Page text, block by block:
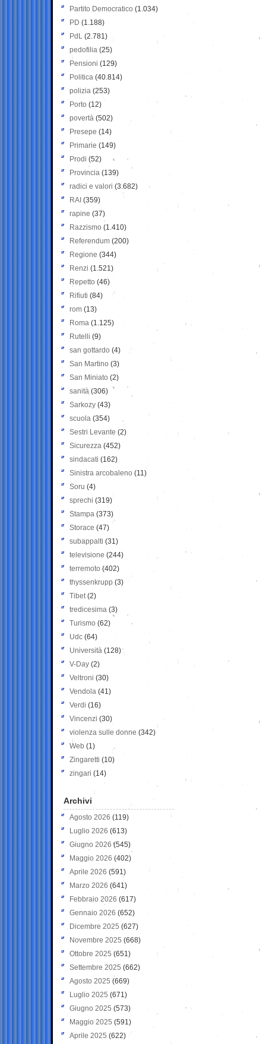
Partito Democratico (1.034)
PD (1.188)
PdL (2.781)
pedofilia (25)
Pensioni (129)
Politica (40.814)
polizia (253)
Porto (12)
povertà (502)
Presepe (14)
Primarie (149)
Prodi (52)
Provincia (139)
radici e valori (3.682)
RAI (359)
rapine (37)
Razzismo (1.410)
Referendum (200)
Regione (344)
Renzi (1.521)
Repetto (46)
Rifiuti (84)
rom (13)
Roma (1.125)
Rutelli (9)
san gottardo (4)
San Martino (3)
San Miniato (2)
sanità (306)
Sarkozy (43)
scuola (354)
Sestri Levante (2)
Sicurezza (452)
sindacati (162)
Sinistra arcobaleno (11)
Soru (4)
sprechi (319)
Stampa (373)
Storace (47)
subappalti (31)
televisione(244)
terremoto (402)
thyssenkrupp (3)
Tibet(2)
tredicesima (3)
Turismo (62)
Udc (64)
Università (128)
V-Day (2)
Veltroni (30)
Vendola (41)
Verdi (16)
Vincenzi (30)
violenza sulle donne (342)
Web (1)
Zingaretti (10)
zingari (14)
Archivi
Agosto 2026 (119)
Luglio 2026 (613)
Giugno 2026 (545)
Maggio 2026 (402)
Aprile 2026 (591)
Marzo 2026 (641)
Febbraio 2026 (617)
Gennaio 2026 (652)
Dicembre 2025 (627)
Novembre 2025 (668)
Ottobre 2025 (651)
Settembre 2025 (662)
Agosto 2025 (669)
Luglio 2025 (671)
Giugno 2025 (573)
Maggio 2025 (591)
Aprile 2025 (622)